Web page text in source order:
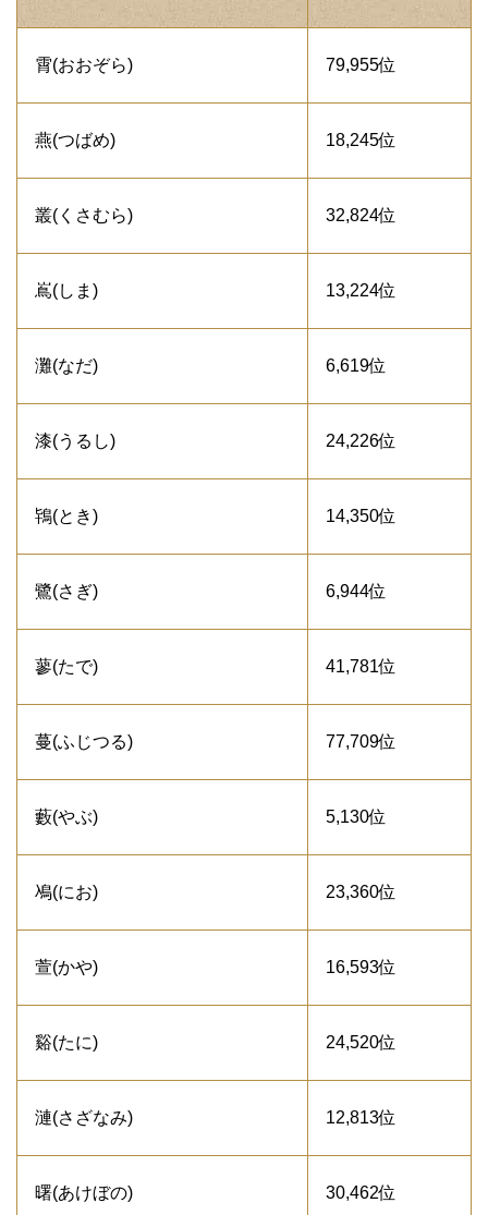
霄(おおぞら) 79,955位
燕(つばめ) 18,245位
叢(くさむら) 32,824位
嶌(しま) 13,224位
灘(なだ) 6,619位
漆(うるし) 24,226位
鴇(とき) 14,350位
鷺(さぎ) 6,944位
蓼(たで) 41,781位
蔓(ふじつる) 77,709位
藪(やぶ) 5,130位
鳰(にお) 23,360位
萱(かや) 16,593位
谿(たに) 24,520位
漣(さざなみ) 12,813位
曙(あけぼの) 30,462位